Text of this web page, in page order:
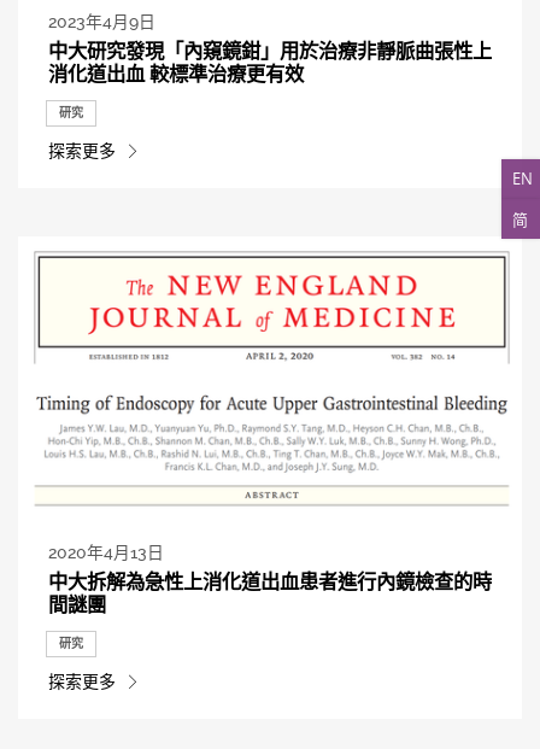
EN
简
2023年4月9日
中大研究發現「內窺鏡鉗」用於治療非靜脈曲張性上
消化道出血 較標準治療更有效
研究
探索更多
2020年4月13日
中大拆解為急性上消化道出血患者進行內鏡檢查的時
間謎團
研究
探索更多